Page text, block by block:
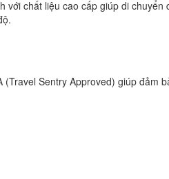
với chất liệu cao cấp giúp di chuyển
Sentry Approved) giúp đảm